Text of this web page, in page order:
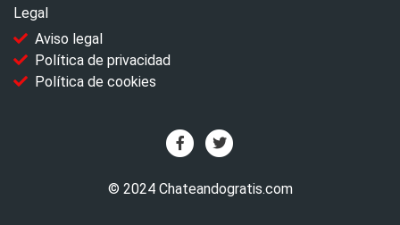
Legal
Aviso legal
Política de privacidad
Política de cookies
© 2024 Chateandogratis.com